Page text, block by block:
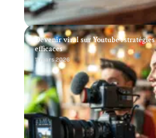
Devenir viral sur Youtube : stratégies
efficaces
11 mars 2026